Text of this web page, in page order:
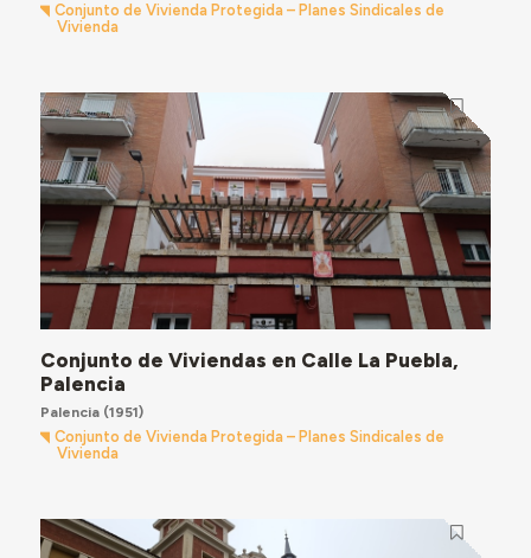
Conjunto de Vivienda Protegida – Planes Sindicales de
Vivienda
Conjunto de Viviendas en Calle La Puebla,
Palencia
Palencia(1951)
Conjunto de Vivienda Protegida – Planes Sindicales de
Vivienda